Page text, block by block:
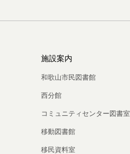
施設案内
和歌山市民図書館
西分館
コミュニティセンター図書室
移動図書館
移民資料室